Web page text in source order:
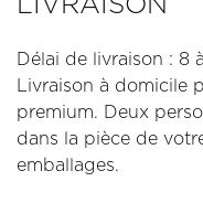
Délai de livraison : 8
Livraison à domicile
premium. Deux
dans la pièce de
emballages.